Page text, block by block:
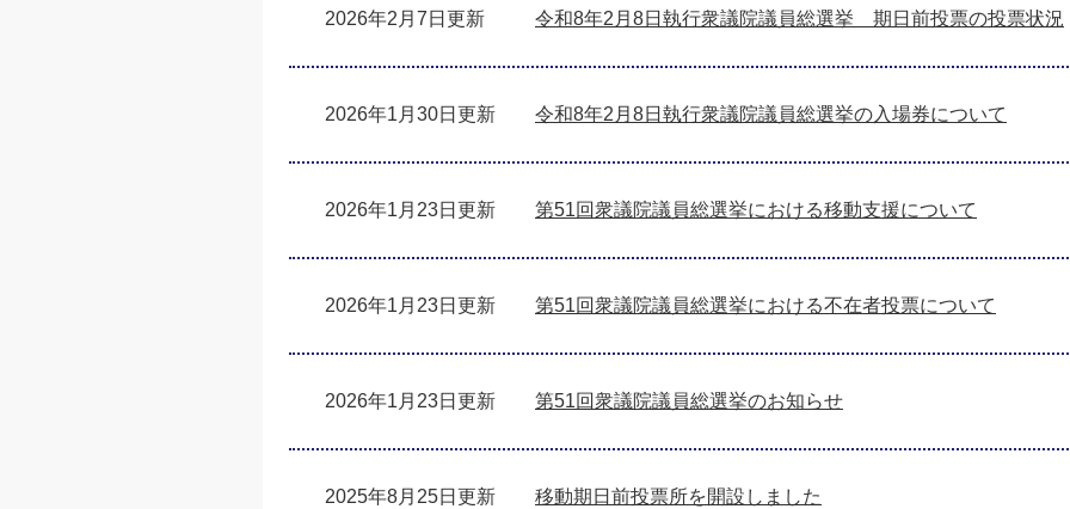
2026年2月7日更新 令和8年2月8日執行衆議院議員総選挙 期日前投票の投票状況
2026年1月30日更新 令和8年2月8日執行衆議院議員総選挙の入場券について
2026年1月23日更新 第51回衆議院議員総選挙における移動支援について
2026年1月23日更新 第51回衆議院議員総選挙における不在者投票について
2026年1月23日更新 第51回衆議院議員総選挙のお知らせ
2025年8月25日更新 移動期日前投票所を開設しました